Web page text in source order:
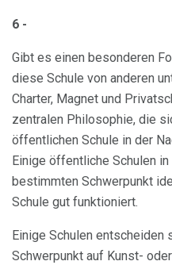
6 -
Gibt es einen besonderen
diese Schule von anderen
Charter, Magnet und
zentralen Philosophie, die
öffentlichen Schule in der
Einige öffentliche Schulen
bestimmten Schwerpunkt
Schule gut funktioniert.
Einige Schulen
Schwerpunkt auf Kunst-